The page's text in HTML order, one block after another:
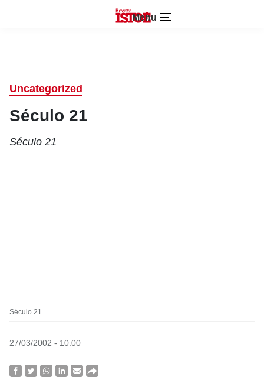
Menu
Uncategorized
Século 21
Século 21
Século 21
27/03/2002 - 10:00